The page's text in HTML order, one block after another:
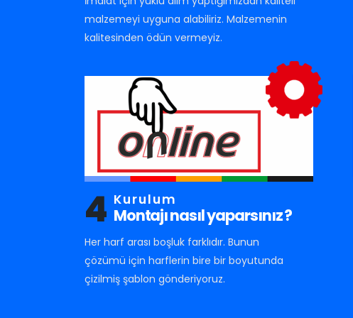
malzemeyi uyguna alabiliriz. Malzemenin
kalitesinden ödün vermeyiz.
4 Kurulum
Montajı nasıl yaparsınız ?
Her harf arası boşluk farklıdır. Bunun
çözümü için harflerin bire bir boyutunda
çizilmiş şablon gönderiyoruz.